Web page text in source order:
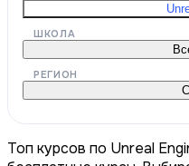
ШКОЛА
РЕГИОН
Топ курсов по Unreal